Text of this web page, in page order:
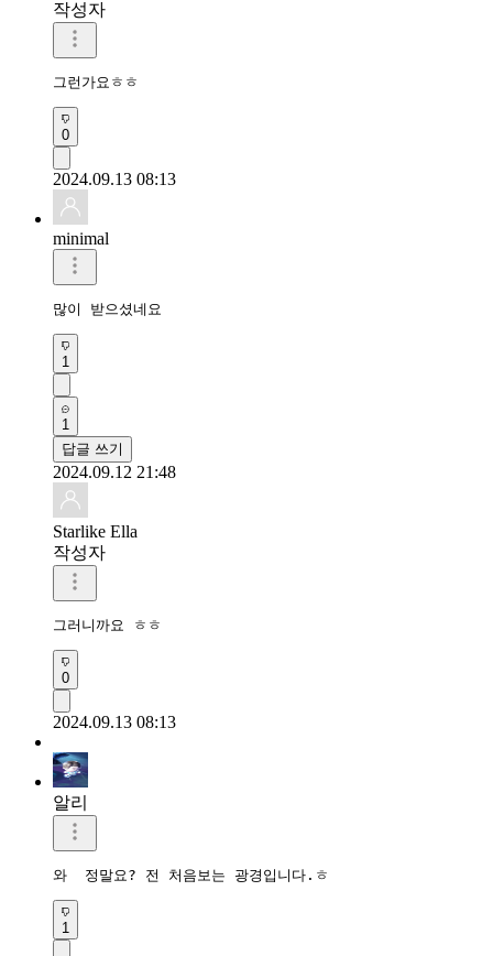
작성자
그런가요ㅎㅎ
0
2024.09.13 08:13
minimal
많이 받으셨네요
1
1
답글 쓰기
2024.09.12 21:48
Starlike Ella
작성자
그러니까요 ㅎㅎ
0
2024.09.13 08:13
알리
와  정말요? 전 처음보는 광경입니다.ㅎ
1